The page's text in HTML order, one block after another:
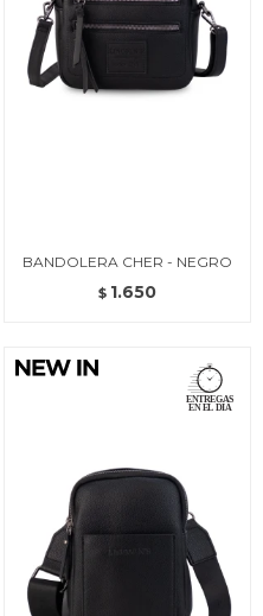
BANDOLERA CHER - NEGRO
$ 1.650